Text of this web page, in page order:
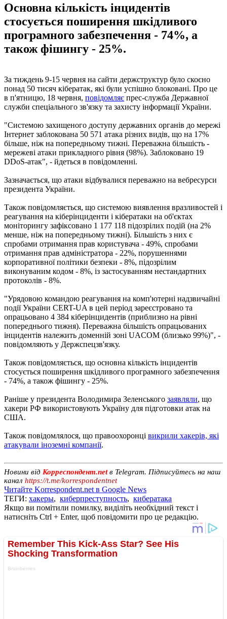
Основна кількість інцидентів
стосується поширення шкідливого
програмного забезпечення - 74%, а
також фішингу - 25%.
За тиждень 9-15 червня на сайти держструктур було скоєно
понад 50 тисяч кібератак, які були успішно блоковані. Про це
в п'ятницю, 18 червня, повідомляє прес-служба Державної
служби спеціального зв'язку та захисту інформації України.
"Системою захищеного доступу державних органів до мережі
Інтернет заблокована 50 571 атака різних видів, що на 17%
більше, ніж на попередньому тижні. Переважна більшість -
мережеві атаки прикладного рівня (98%). Заблоковано 19
DDoS-атак", - йдеться в повідомленні.
Зазначається, що атаки відбувалися переважно на вебресурси
президента України.
Також повідомляється, що системою виявлення вразливостей і
реагування на кіберінциденти і кібератаки на об'єктах
моніторингу зафіксовано 1 177 118 підозрілих подій (на 2%
менше, ніж на попередньому тижні). Більшість з них є
спробами отримання прав користувача - 49%, спробами
отримання прав адміністратора - 22%, порушеннями
корпоративної політики безпеки - 8%, підозрілим
виконуваним кодом - 8%, із застосуванням нестандартних
протоколів - 8%.
"Урядовою командою реагування на комп'ютерні надзвичайні
події України CERT-UA в цей період зареєстровано та
опрацьовано 4 384 кіберінцидентів (приблизно на рівні
попереднього тижня). Переважна більшість опрацьованих
інцидентів належить доменній зоні UACOM (близько 99%)", -
повідомляють у Держспецзв'язку.
Також повідомляється, що основна кількість інцидентів
стосується поширення шкідливого програмного забезпечення
- 74%, а також фішингу - 25%.
Раніше у президента Володимира Зеленського заявляли, що
хакери РФ використовують Україну для підготовки атак на
США.
Також повідомлялося, що правоохоронці викрили хакерів, які
атакували іноземні компанії.
Новини від Корреспондент.netв Telegram. Підписуйтесь на наш
канал https://t.me/korrespondentnet
Читайте Korrespondent.net в Google News
ТЕГИ: хакеры, киберпреступность, кибератака
Якщо ви помітили помилку, виділіть необхідний текст і
натисніть Ctrl + Enter, щоб повідомити про це редакцію.